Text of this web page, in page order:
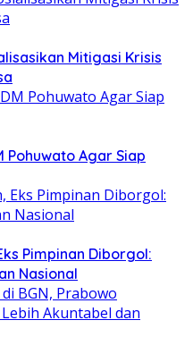
Mitigasi Krisis
Pohuwato Agar Siap
Pimpinan Diborgol:
Nasional